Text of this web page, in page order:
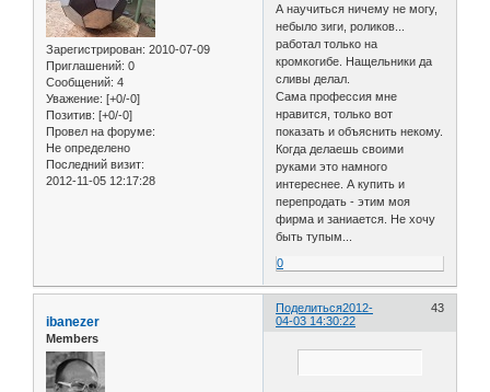
Зарегистрирован: 2010-07-09
Приглашений: 0
Сообщений: 4
Уважение: [+0/-0]
Позитив: [+0/-0]
Провел на форуме:
Не определено
Последний визит:
2012-11-05 12:17:28
А научиться ничему не могу,
небыло зиги, роликов...
работал только на
кромкогибе. Нащельники да
сливы делал.
Сама профессия мне
нравится, только вот
показать и объяснить некому.
Когда делаешь своими
руками это намного
интереснее. А купить и
перепродать - этим моя
фирма и заниается. Не хочу
быть тупым...
0
Поделиться 43
2012-
04-03 14:30:22
ibanezer
Members